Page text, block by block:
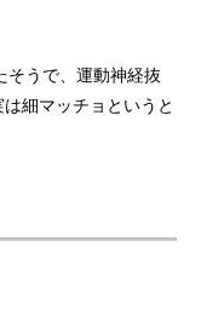
そうで、運動神経抜
細マッチョというと